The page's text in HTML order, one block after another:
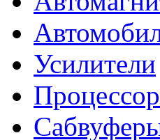
Усилители